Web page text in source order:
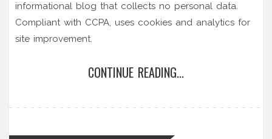
informational blog that collects no personal data.
Compliant with CCPA, uses cookies and analytics for
site improvement.
CONTINUE READING...